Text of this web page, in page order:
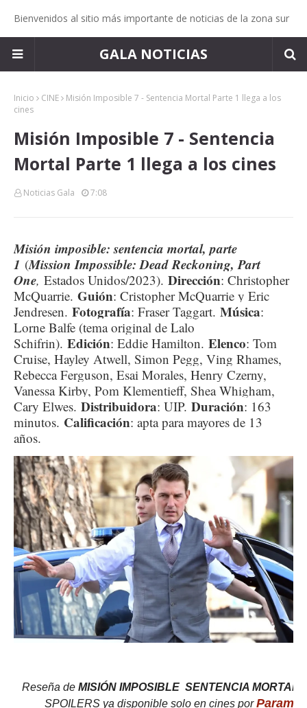
Bienvenidos al sitio más importante de noticias de la zona sur
GALA NOTICIAS
Inicio CINE
Misión Imposible 7 - Sentencia Mortal Parte 1 llega a los
cines
Misión Imposible 7 - Sentencia
Mortal Parte 1 llega a los cines
Noticias Gala 7:08
Misión imposible: sentencia mortal, parte
1 (Mission Impossible: Dead Reckoning, Part
One, Estados Unidos/2023). Dirección: Christopher
McQuarrie. Guión: Cristopher McQuarrie y Eric
Jendresen. Fotografía: Fraser Taggart. Música:
Lorne Balfe (tema original de Lalo
Schifrin). Edición: Eddie Hamilton. Elenco: Tom
Cruise, Hayley Atwell, Simon Pegg, Ving Rhames,
Rebecca Ferguson, Esai Morales, Henry Czerny,
Vanessa Kirby, Pom Klementieff, Shea Whigham,
Cary Elwes. Distribuidora: UIP. Duración: 163
minutos. Calificación: apta para mayores de 13
años.
Reseña de MISIÓN IMPOSIBLE SENTENCIA MORTAL
SPOILERS ya disponible solo en cines por